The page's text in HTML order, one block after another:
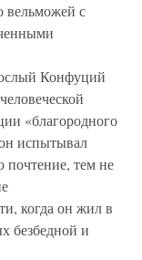
вельможей с
Конфуций
«благородного
испытывал
почтение, тем не
когда он жил в
безбедной и